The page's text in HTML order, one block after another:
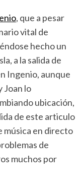
, que a pesar
vital de
hecho un
a la salida de
Ingenio, aunque
Joan lo
ubicación,
de este articulo
música en directo
de
muchos por